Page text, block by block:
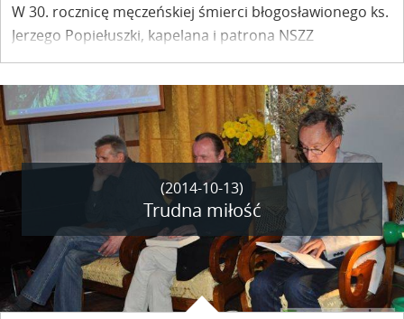
W 30. rocznicę męczeńskiej śmierci błogosławionego ks.
Jerzego Popiełuszki, kapelana i patrona NSZZ
„Solidarność” w kazimierskiej Farze odbyła się uroczysta
msza święta. Odsłonięto i poświęcono tablicę
upamiętniającą męczeństwo księdza Jerzego.
(2014-10-13)
Trudna miłość